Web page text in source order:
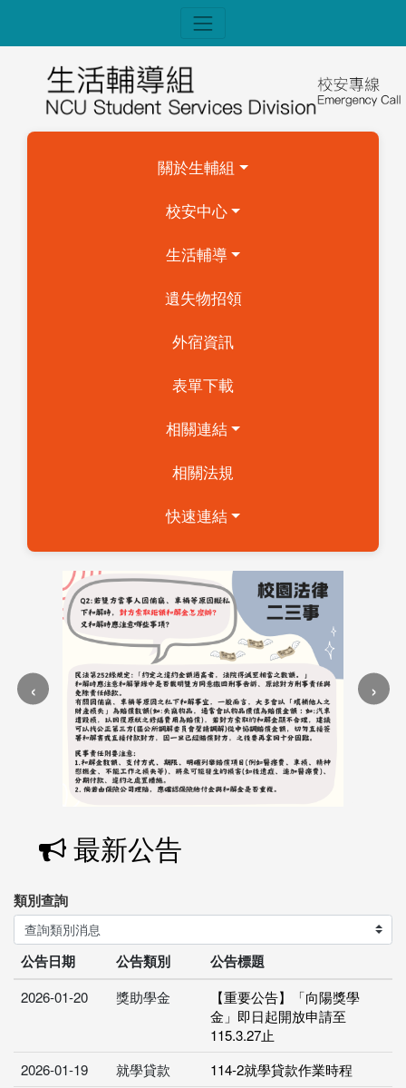
關於生輔組
校安中心
生活輔導
遺失物招領
外宿資訊
表單下載
相關連結
相關法規
快速連結
‹ ›
最新公告
類別查詢
公告日期 公告類別 公告標題
2026-01-20 獎助學金
【重要公告】「向陽獎學
金」即日起開放申請至
115.3.27止
2026-01-19
就學貸款
114-2就學貸款作業時程